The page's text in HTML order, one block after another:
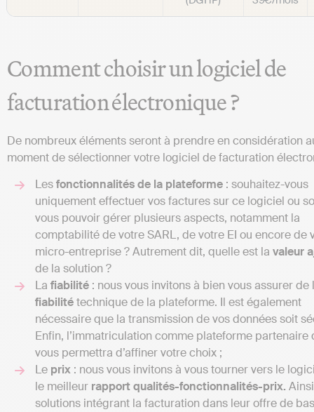
Comment choisir un logiciel de
facturation électronique ?
De nombreux éléments seront à prendre en considération
moment de sélectionner votre logiciel de facturation
Lesfonctionnalités de la plateforme : souhaitez-vous
uniquement effectuer vos factures sur ce logiciel ou
vous pouvoir gérer plusieurs aspects, notamment la
comptabilité de votre SARL, de votre EI ou encore de
micro-entreprise ? Autrement dit, quelle est la valeur
de la solution ?
La fiabilité : nous vous invitons à bien vous assurer de
fiabilitétechnique de la plateforme. Il est également
nécessaire que la transmission de vos données soit
Enfin, l’immatriculation comme plateforme partenaire
vous permettra d’affiner votre choix ;
Le prix : nous vous invitons à vous tourner vers le
le meilleur rapport qualités-fonctionnalités-prix.
solutions intégrant la facturation dans leur offre de